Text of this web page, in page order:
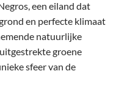
een eiland dat
en perfecte klimaat
natuurlijke
groene
sfeer van de